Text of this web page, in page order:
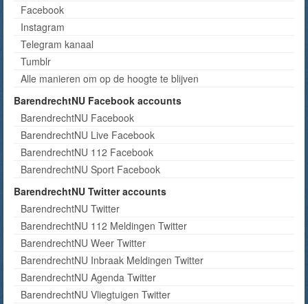
Facebook
Instagram
Telegram kanaal
Tumblr
Alle manieren om op de hoogte te blijven
BarendrechtNU Facebook accounts
BarendrechtNU Facebook
BarendrechtNU Live Facebook
BarendrechtNU 112 Facebook
BarendrechtNU Sport Facebook
BarendrechtNU Twitter accounts
BarendrechtNU Twitter
BarendrechtNU 112 Meldingen Twitter
BarendrechtNU Weer Twitter
BarendrechtNU Inbraak Meldingen Twitter
BarendrechtNU Agenda Twitter
BarendrechtNU Vliegtuigen Twitter